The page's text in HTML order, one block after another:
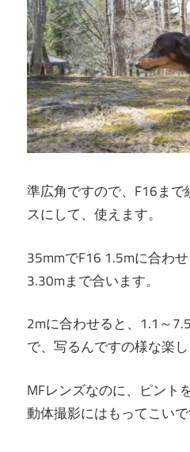
準広角ですので、F16ま
スにして、使えます。
35mmでF16 1.5mに合わ
3.30mまで合います。
2mに合わせると、1.1～
で、写るんですの様な楽し
MFレンズなのに、ピント
動体撮影にはもってこいで